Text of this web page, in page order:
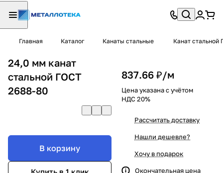
Главная Каталог Канаты стальные Канат стальной
24,0 мм канат
стальной ГОСТ
2688-80
В корзину
837.66 ₽/м
Цена указана с учётом
НДС 20%
Рассчитать доставку
Нашли дешевле?
Хочу в подарок
Окончательная цена